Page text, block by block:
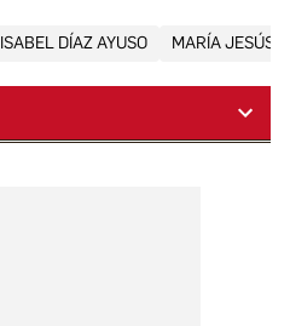
ISABEL DÍAZ AYUSO MARÍA JESÚS